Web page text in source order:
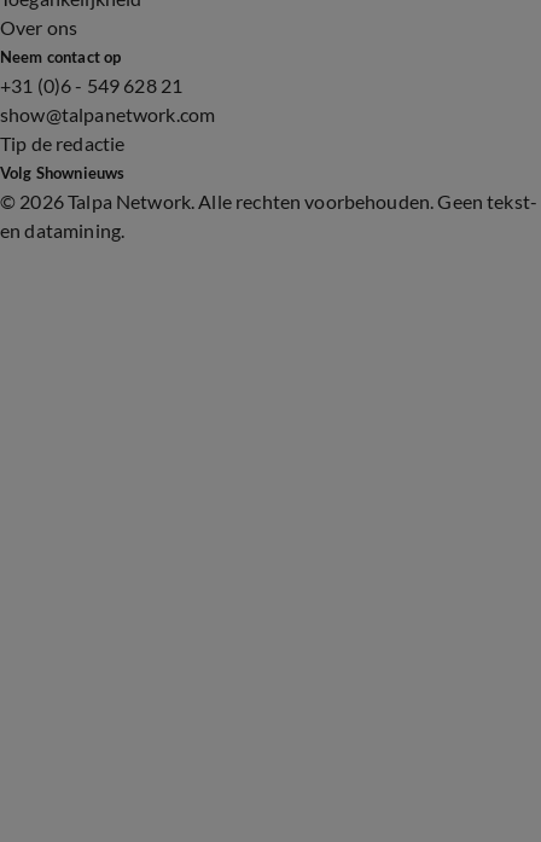
Over ons
Neem contact op
+31 (0)6 - 549 628 21
show@talpanetwork.com
Tip de redactie
Volg Shownieuws
© 2026 Talpa Network. Alle rechten voorbehouden. Geen tekst-
en datamining.